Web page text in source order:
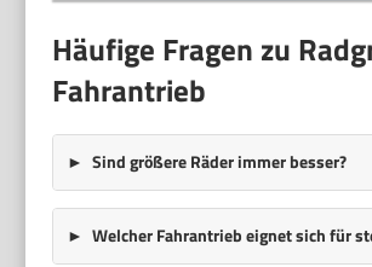
Häufige Fragen zu
Fahrantrieb
Sind größere Räder immer besser?
Welcher Fahrantrieb eignet sich für